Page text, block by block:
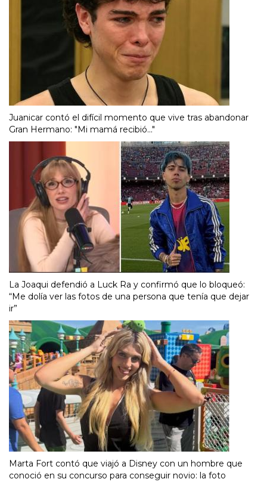
Juanicar contó el difícil momento que vive tras abandonar
Gran Hermano: "Mi mamá recibió..."
La Joaqui defendió a Luck Ra y confirmó que lo bloqueó:
“Me dolía ver las fotos de una persona que tenía que dejar
ir”
Marta Fort contó que viajó a Disney con un hombre que
conoció en su concurso para conseguir novio: la foto